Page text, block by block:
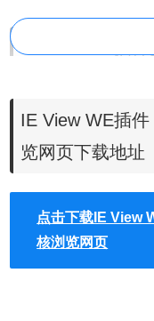
IE View WE插
1、IE View WE插件离
Chrome浏览器，首先
【chrome://
站下载的插件，并拖入
IE View WE插
览网页下载地址
点击下载IE View
核浏览网页